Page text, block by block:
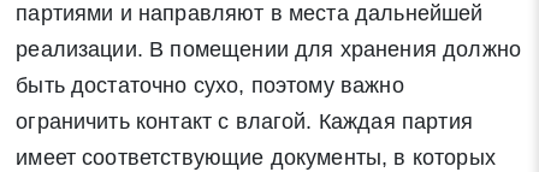
партиями и направляют в места дальнейшей
реализации. В помещении для хранения должно
быть достаточно сухо, поэтому важно
ограничить контакт с влагой. Каждая партия
имеет соответствующие документы, в которых
Отправить заявку
Нажимая на кнопку «Отправить заявку» Вы даете согласие